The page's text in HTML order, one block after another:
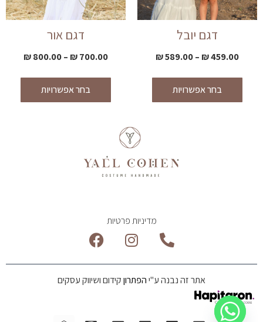
דגם יובל
459.00
₪
–
589.00
₪
בחר אפשרויות
דגם אור
700.00
₪
–
800.00
₪
בחר אפשרויות
מדיניות פרטיות
אתר זה נבנה ע"יהפתרוןקידום ושיווק עסקים